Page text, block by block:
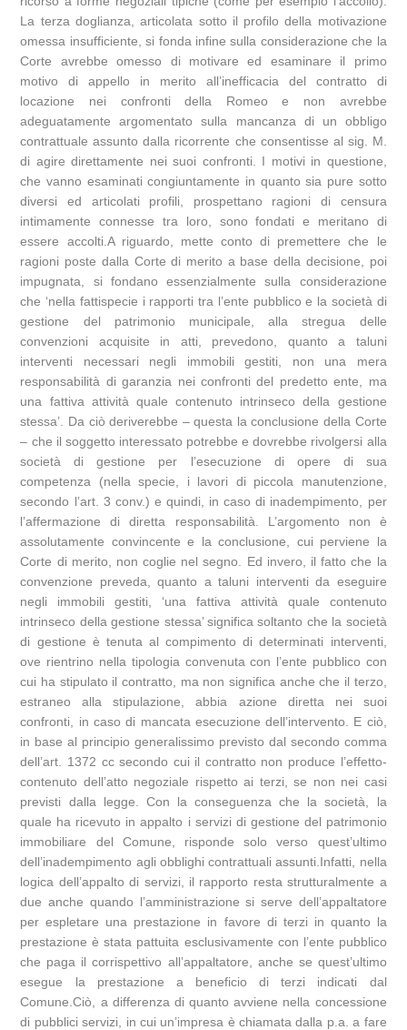
La terza doglianza, articolata sotto il profilo della motivazione
omessa insufficiente, si fonda infine sulla considerazione che la
Corte avrebbe omesso di motivare ed esaminare il primo
motivo di appello in merito all’inefficacia del contratto di
locazione nei confronti della Romeo e non avrebbe
adeguatamente argomentato sulla mancanza di un obbligo
contrattuale assunto dalla ricorrente che consentisse al sig. M.
di agire direttamente nei suoi confronti. I motivi in questione,
che vanno esaminati congiuntamente in quanto sia pure sotto
diversi ed articolati profili, prospettano ragioni di censura
intimamente connesse tra loro, sono fondati e meritano di
essere accolti.A riguardo, mette conto di premettere che le
ragioni poste dalla Corte di merito a base della decisione, poi
impugnata, si fondano essenzialmente sulla considerazione
che ‘nella fattispecie i rapporti tra l’ente pubblico e la società di
gestione del patrimonio municipale, alla stregua delle
convenzioni acquisite in atti, prevedono, quanto a taluni
interventi necessari negli immobili gestiti, non una mera
responsabilità di garanzia nei confronti del predetto ente, ma
una fattiva attività quale contenuto intrinseco della gestione
stessa’. Da ciò deriverebbe – questa la conclusione della Corte
– che il soggetto interessato potrebbe e dovrebbe rivolgersi alla
società di gestione per l’esecuzione di opere di sua
competenza (nella specie, i lavori di piccola manutenzione,
secondo l’art. 3 conv.) e quindi, in caso di inadempimento, per
l’affermazione di diretta responsabilità. L’argomento non è
assolutamente convincente e la conclusione, cui perviene la
Corte di merito, non coglie nel segno. Ed invero, il fatto che la
convenzione preveda, quanto a taluni interventi da eseguire
negli immobili gestiti, ‘una fattiva attività quale contenuto
intrinseco della gestione stessa’ significa soltanto che la società
di gestione è tenuta al compimento di determinati interventi,
ove rientrino nella tipologia convenuta con l’ente pubblico con
cui ha stipulato il contratto, ma non significa anche che il terzo,
estraneo alla stipulazione, abbia azione diretta nei suoi
confronti, in caso di mancata esecuzione dell’intervento. E ciò,
in base al principio generalissimo previsto dal secondo comma
dell’art. 1372 cc secondo cui il contratto non produce l’effetto-
contenuto dell’atto negoziale rispetto ai terzi, se non nei casi
previsti dalla legge. Con la conseguenza che la società, la
quale ha ricevuto in appalto i servizi di gestione del patrimonio
immobiliare del Comune, risponde solo verso quest’ultimo
dell’inadempimento agli obblighi contrattuali assunti.Infatti, nella
logica dell’appalto di servizi, il rapporto resta strutturalmente a
due anche quando l’amministrazione si serve dell’appaltatore
per espletare una prestazione in favore di terzi in quanto la
prestazione è stata pattuita esclusivamente con l’ente pubblico
che paga il corrispettivo all’appaltatore, anche se quest’ultimo
esegue la prestazione a beneficio di terzi indicati dal
Comune.Ciò, a differenza di quanto avviene nella concessione
di pubblici servizi, in cui un’impresa è chiamata dalla p.a. a fare